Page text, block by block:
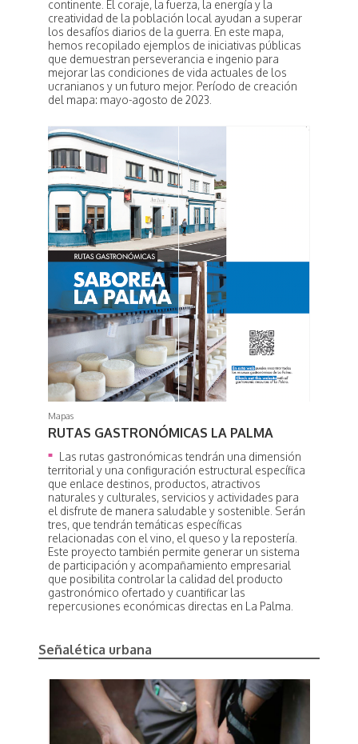
continente. El coraje, la fuerza, la energía y la
creatividad de la población local ayudan a superar
los desafíos diarios de la guerra. En este mapa,
hemos recopilado ejemplos de iniciativas públicas
que demuestran perseverancia e ingenio para
mejorar las condiciones de vida actuales de los
ucranianos y un futuro mejor. Período de creación
del mapa: mayo-agosto de 2023.
Mapas
RUTAS GASTRONÓMICAS LA PALMA
Las rutas gastronómicas tendrán una dimensión
territorial y una configuración estructural específica
que enlace destinos, productos, atractivos
naturales y culturales, servicios y actividades para
el disfrute de manera saludable y sostenible. Serán
tres, que tendrán temáticas específicas
relacionadas con el vino, el queso y la repostería.
Este proyecto también permite generar un sistema
de participación y acompañamiento empresarial
que posibilita controlar la calidad del producto
gastronómico ofertado y cuantificar las
repercusiones económicas directas en La Palma.
Señalética urbana